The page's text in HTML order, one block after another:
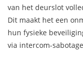
van het deurslot
Dit maakt het een
hun fysieke
via intercom-